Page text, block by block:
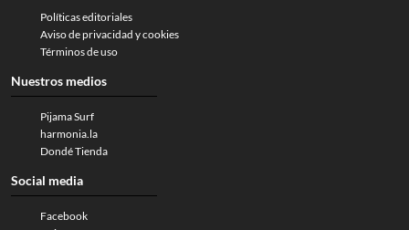
Políticas editoriales
Aviso de privacidad y cookies
Términos de uso
Nuestros medios
Pijama Surf
harmonia.la
Dondé Tienda
Social media
Facebook